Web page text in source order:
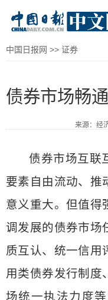
中国日报网 >> 证券
债券市场畅
来源：经
债券市场互联
要素自由流动、推
意义重大。但值得
调发展的债券市场
质互认、统一信用
用类债券发行制度
场统一执法力度